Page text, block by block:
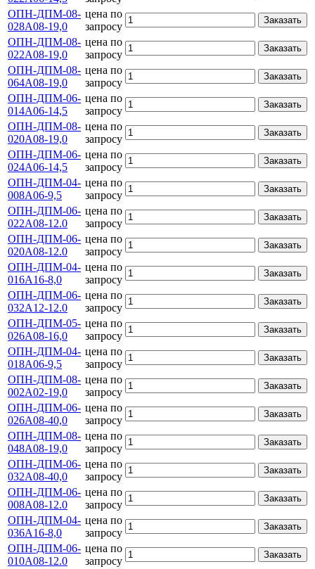
ОПН-ДПМ-08-
028А08-19,0
цена по
запросу
Заказать
ОПН-ДПМ-08-
022А08-19,0
цена по
запросу
Заказать
ОПН-ДПМ-08-
064А08-19,0
цена по
запросу
Заказать
ОПН-ДПМ-06-
014А06-14,5
цена по
запросу
Заказать
ОПН-ДПМ-08-
020А08-19,0
цена по
запросу
Заказать
ОПН-ДПМ-06-
024А06-14,5
цена по
запросу
Заказать
ОПН-ДПМ-04-
008А06-9,5
цена по
запросу
Заказать
ОПН-ДПМ-06-
022А08-12.0
цена по
запросу
Заказать
ОПН-ДПМ-06-
020А08-12.0
цена по
запросу
Заказать
ОПН-ДПМ-04-
016А16-8,0
цена по
запросу
Заказать
ОПН-ДПМ-06-
032А12-12.0
цена по
запросу
Заказать
ОПН-ДПМ-05-
026А08-16,0
цена по
запросу
Заказать
ОПН-ДПМ-04-
018А06-9,5
цена по
запросу
Заказать
ОПН-ДПМ-08-
002А02-19,0
цена по
запросу
Заказать
ОПН-ДПМ-06-
026А08-40,0
цена по
запросу
Заказать
ОПН-ДПМ-08-
048А08-19,0
цена по
запросу
Заказать
ОПН-ДПМ-06-
032А08-40,0
цена по
запросу
Заказать
ОПН-ДПМ-06-
008А08-12.0
цена по
запросу
Заказать
ОПН-ДПМ-04-
036А16-8,0
цена по
запросу
Заказать
ОПН-ДПМ-06-
010А08-12.0
цена по
запросу
Заказать